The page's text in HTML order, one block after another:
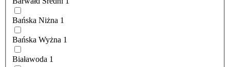
Bańska Niżna 1
Bańska Wyżna 1
Białawoda 1